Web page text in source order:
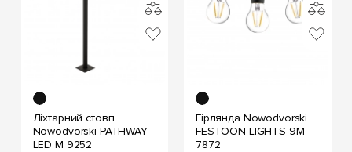
Ліхтарний стовп
Nowodvorski PATHWAY
LED M 9252
Гірлянда Nowodvorski
FESTOON LIGHTS 9M
7872